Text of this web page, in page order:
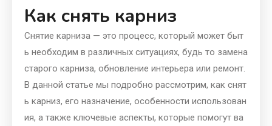
Как снять карниз
Снятие карниза — это процесс, который может быт
ь необходим в различных ситуациях, будь то замена
старого карниза, обновление интерьера или ремонт.
В данной статье мы подробно рассмотрим, как снят
ь карниз, его назначение, особенности использован
ия, а также ключевые аспекты, которые помогут ва